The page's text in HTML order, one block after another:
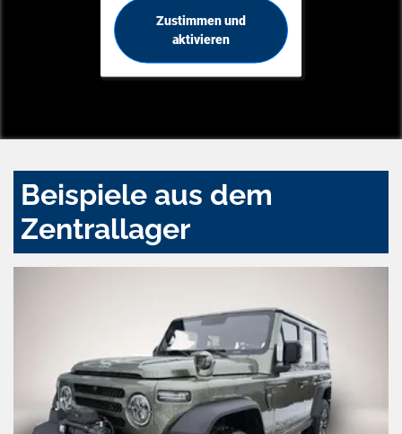
Zustimmen und
aktivieren
Beispiele aus dem
Zentrallager